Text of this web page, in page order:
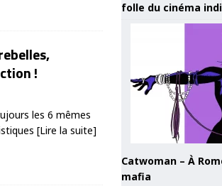
!
les 6 mêmes
[Lire la suite]
folle du cinéma
Catwoman – À
mafia